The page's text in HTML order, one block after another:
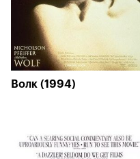
Волк (1994)